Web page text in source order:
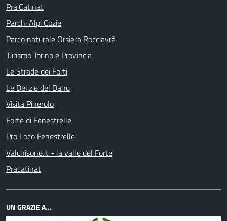
Pra'Catinat
Parchi Alpi Cozie
Parco naturale Orsiera Rocciavrè
Turismo Torino e Provincia
Le Strade dei Forti
Le Delizie del Dahu
Visita Pinerolo
Forte di Fenestrelle
Pro Loco Fenestrelle
Valchisone.it - la valle del Forte
Pracatinat
UN GRAZIE A...